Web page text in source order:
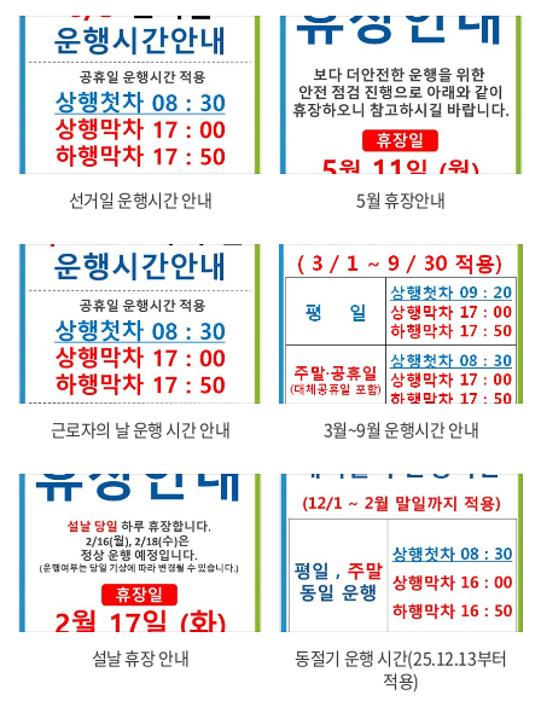
선거일 운행시간 안내 5월 휴장안내
근로자의 날 운행 시간 안내 3월~9월 운행시간 안내
설날 휴장 안내
동절기 운행 시간(25.12.13부터
적용)